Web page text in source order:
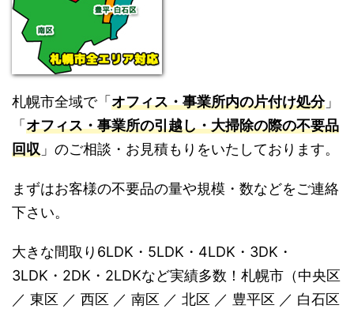
札幌市全域で「 オフィス・事業所内の片付け処分」
「 オフィス・事業所の引越し・大掃除の際の不要品
回収 」のご相談・お見積もりをいたしております。
まずはお客様の不要品の量や規模・数などをご連絡
下さい。
大きな間取り6LDK・5LDK・4LDK・3DK・
3LDK・2DK・2LDKなど実績多数！札幌市（中央区
／ 東区 ／ 西区 ／ 南区 ／ 北区 ／ 豊平区 ／ 白石区